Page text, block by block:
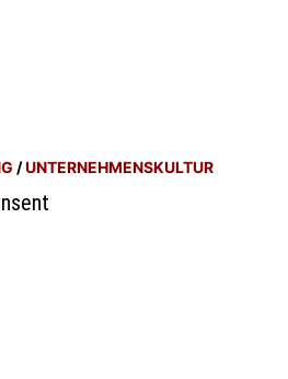
/UNTERNEHMENSKULTUR